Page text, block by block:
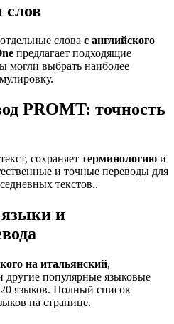
слов
слова с английского
предлагает подходящие
могли выбрать наиболее
PROMT: точность
сохраняет терминологию и
и точные переводы для
текстов..
и
на итальянский,
другие популярные языковые
языков. Полный список
на странице.